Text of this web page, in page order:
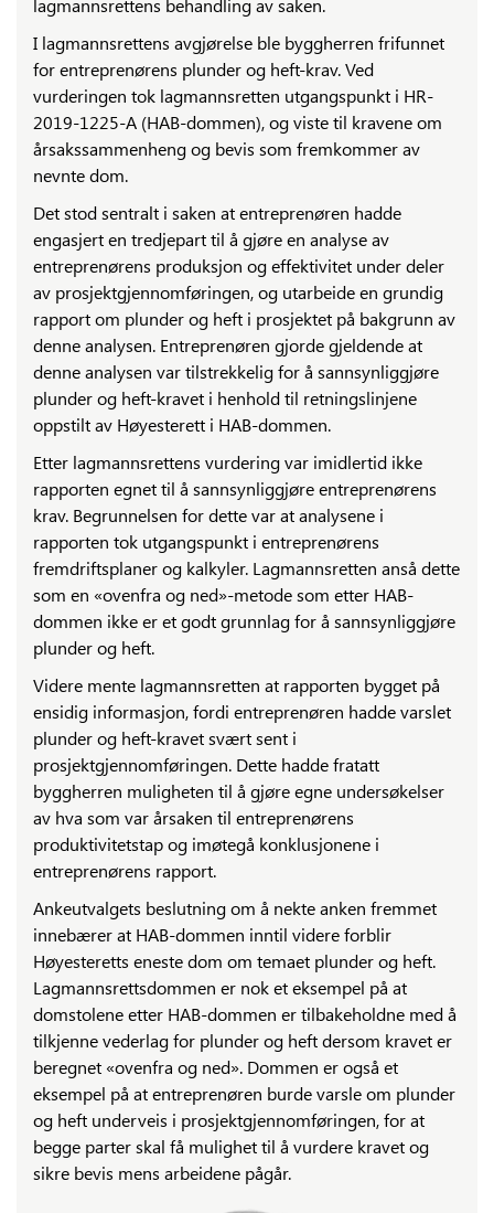
lagmannsrettens behandling av saken.
I lagmannsrettens avgjørelse ble byggherren frifunnet
for entreprenørens plunder og heft-krav. Ved
vurderingen tok lagmannsretten utgangspunkt i HR-
2019-1225-A (HAB-dommen), og viste til kravene om
årsakssammenheng og bevis som fremkommer av
nevnte dom.
Det stod sentralt i saken at entreprenøren hadde
engasjert en tredjepart til å gjøre en analyse av
entreprenørens produksjon og effektivitet under deler
av prosjektgjennomføringen, og utarbeide en grundig
rapport om plunder og heft i prosjektet på bakgrunn av
denne analysen. Entreprenøren gjorde gjeldende at
denne analysen var tilstrekkelig for å sannsynliggjøre
plunder og heft-kravet i henhold til retningslinjene
oppstilt av Høyesterett i HAB-dommen.
Etter lagmannsrettens vurdering var imidlertid ikke
rapporten egnet til å sannsynliggjøre entreprenørens
krav. Begrunnelsen for dette var at analysene i
rapporten tok utgangspunkt i entreprenørens
fremdriftsplaner og kalkyler. Lagmannsretten anså dette
som en «ovenfra og ned»-metode som etter HAB-
dommen ikke er et godt grunnlag for å sannsynliggjøre
plunder og heft.
Videre mente lagmannsretten at rapporten bygget på
ensidig informasjon, fordi entreprenøren hadde varslet
plunder og heft-kravet svært sent i
prosjektgjennomføringen. Dette hadde fratatt
byggherren muligheten til å gjøre egne undersøkelser
av hva som var årsaken til entreprenørens
produktivitetstap og imøtegå konklusjonene i
entreprenørens rapport.
Ankeutvalgets beslutning om å nekte anken fremmet
innebærer at HAB-dommen inntil videre forblir
Høyesteretts eneste dom om temaet plunder og heft.
Lagmannsrettsdommen er nok et eksempel på at
domstolene etter HAB-dommen er tilbakeholdne med å
tilkjenne vederlag for plunder og heft dersom kravet er
beregnet «ovenfra og ned». Dommen er også et
eksempel på at entreprenøren burde varsle om plunder
og heft underveis i prosjektgjennomføringen, for at
begge parter skal få mulighet til å vurdere kravet og
sikre bevis mens arbeidene pågår.